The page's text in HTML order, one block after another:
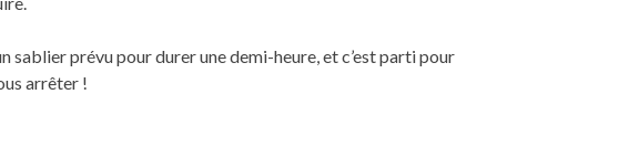
prévu pour durer une demi-heure, et c’est parti pour
arrêter !